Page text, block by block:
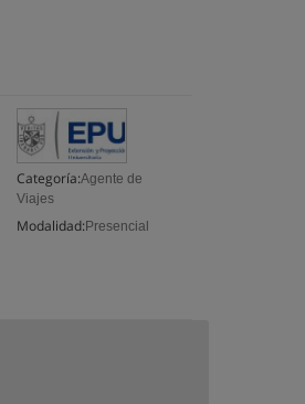
Categoría:Agente de
Viajes
Modalidad: Presencial